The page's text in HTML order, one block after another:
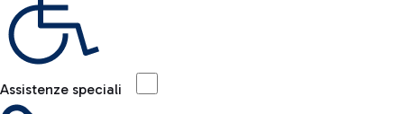
Assistenze speciali